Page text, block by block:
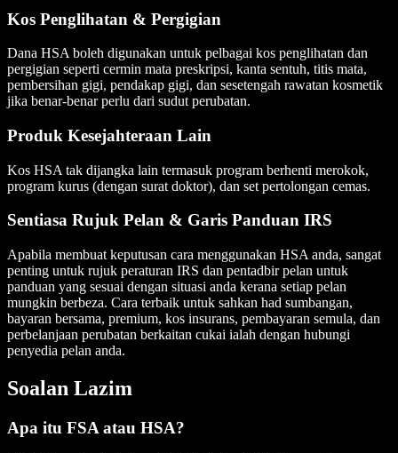
Kos Penglihatan & Pergigian
Dana HSA boleh digunakan untuk pelbagai kos penglihatan dan
pergigian seperti cermin mata preskripsi, kanta sentuh, titis mata,
pembersihan gigi, pendakap gigi, dan sesetengah rawatan kosmetik
jika benar-benar perlu dari sudut perubatan.
Produk Kesejahteraan Lain
Kos HSA tak dijangka lain termasuk program berhenti merokok,
program kurus (dengan surat doktor), dan set pertolongan cemas.
Sentiasa Rujuk Pelan & Garis Panduan IRS
Apabila membuat keputusan cara menggunakan HSA anda, sangat
penting untuk rujuk peraturan IRS dan pentadbir pelan untuk
panduan yang sesuai dengan situasi anda kerana setiap pelan
mungkin berbeza. Cara terbaik untuk sahkan had sumbangan,
bayaran bersama, premium, kos insurans, pembayaran semula, dan
perbelanjaan perubatan berkaitan cukai ialah dengan hubungi
penyedia pelan anda.
Soalan Lazim
Apa itu FSA atau HSA?